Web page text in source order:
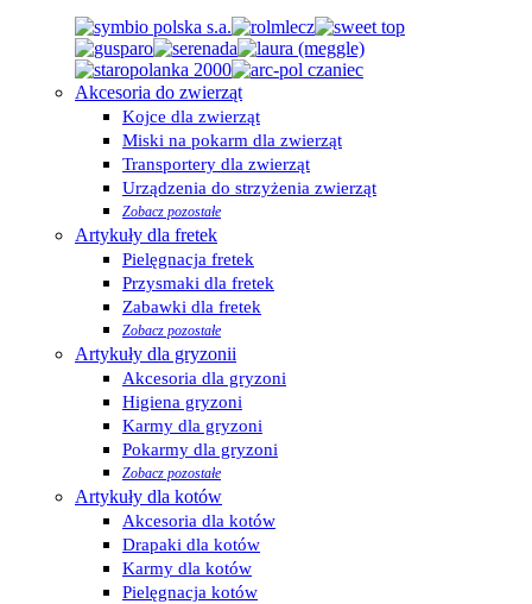
Akcesoria do zwierząt
Kojce dla zwierząt
Miski na pokarm dla zwierząt
Transportery dla zwierząt
Urządzenia do strzyżenia zwierząt
Zobacz pozostałe
Artykuły dla fretek
Pielęgnacja fretek
Przysmaki dla fretek
Zabawki dla fretek
Zobacz pozostałe
Artykuły dla gryzonii
Akcesoria dla gryzoni
Higiena gryzoni
Karmy dla gryzoni
Pokarmy dla gryzoni
Zobacz pozostałe
Artykuły dla kotów
Akcesoria dla kotów
Drapaki dla kotów
Karmy dla kotów
Pielęgnacja kotów